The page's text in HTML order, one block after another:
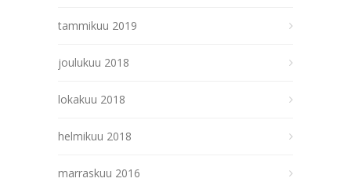
tammikuu 2019
joulukuu 2018
lokakuu 2018
helmikuu 2018
marraskuu 2016